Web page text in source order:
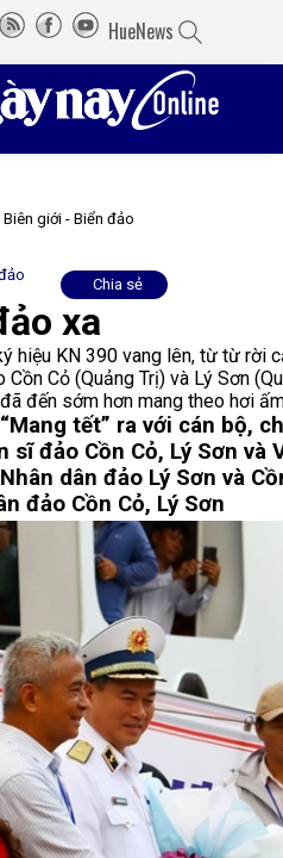
HueNews
Biên giới - Biển đảo
Chia sẻ
xa
hiệu KN 390 vang lên, từ từ
Cồn Cỏ (Quảng Trị) và Lý Sơn
đến sớm hơn mang theo hơi
“Mang tết” ra với cán bộ,
đảo Cồn Cỏ, Lý Sơn và
dân đảo Lý Sơn và
đảo Cồn Cỏ, Lý Sơn